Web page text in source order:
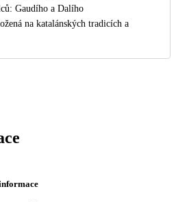
Gaudího a Dalího
na katalánských tradicích a